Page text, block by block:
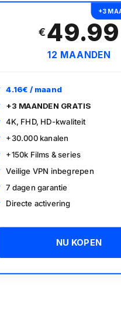
+3
€49.99
12 MAANDEN
4.16€ / maand
+3 MAANDEN GRATIS
4K, FHD, HD-kwaliteit
+30.000 kanalen
+150k Films & series
Veilige VPN inbegrepen
7 dagen garantie
Directe activering
NU KOPEN